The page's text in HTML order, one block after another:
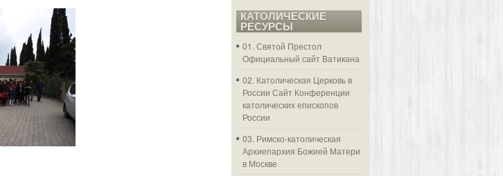
КАТОЛИЧЕСКИЕ
РЕСУРСЫ
01. Святой Престол
Официальный сайт Ватикана
02. Католическая Церковь в
России Сайт Конференции
католических епископов
России
03. Римско-католическая
Архиепархия Божией Матери
в Москве